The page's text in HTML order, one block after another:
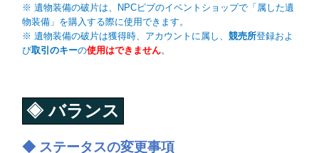
※ 遺物装備の破片は、NPCピブのイベントショップで「属した遺
物装備」を購入する際に使用できます。
※ 遺物装備の破片は獲得時、アカウントに属し、競売所登録およ
び取引のキーの使用はできません。
◈ バランス
◆ ステータスの変更事項